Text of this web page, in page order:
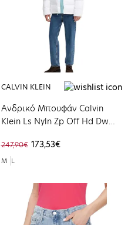
CALVIN KLEIN
Ανδρικό Μπουφάν Calvin
Klein Ls Nyln Zp Off Hd Dw
247,90€ 173,53€
M L